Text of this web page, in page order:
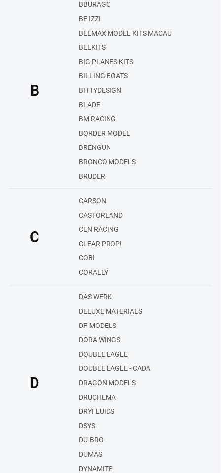
B
BBURAGO
BE IZZI
BEEMAX MODEL KITS MACAU
BELKITS
BIG PLANES KITS
BILLING BOATS
BITTYDESIGN
BLADE
BM RACING
BORDER MODEL
BRENGUN
BRONCO MODELS
BRUDER
C
CARSON
CASTORLAND
CEN RACING
CLEAR PROP!
COBI
CORALLY
D
DAS WERK
DELUXE MATERIALS
DF-MODELS
DORA WINGS
DOUBLE EAGLE
DOUBLE EAGLE - CADA
DRAGON MODELS
DRUCHEMA
DRYFLUIDS
DSYS
DU-BRO
DUMAS
DYNAMITE